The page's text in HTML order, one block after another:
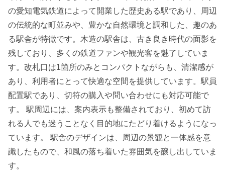
の愛知電気鉄道によって開業した歴史ある駅であり、周辺
の伝統的な町並みや、豊かな自然環境と調和した、趣のあ
る駅舎が特徴です。木造の駅舎は、古き良き時代の面影を
残しており、多くの鉄道ファンや観光客を魅了していま
す。改札口は1箇所のみとコンパクトながらも、清潔感が
あり、利用者にとって快適な空間を提供しています。駅員
配置駅であり、切符の購入や問い合わせにも対応可能で
す。 駅周辺には、案内表示も整備されており、初めて訪
れる人でも迷うことなく目的地にたどり着けるようになっ
ています。 駅舎のデザインは、周辺の景観と一体感を意
識したもので、和風の落ち着いた雰囲気を醸し出していま
す。